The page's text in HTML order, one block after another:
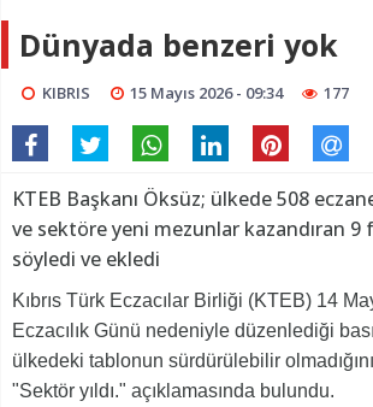
Dünyada benzeri yok
KIBRIS 15 Mayıs 2026 - 09:34 177
KTEB Başkanı Öksüz; ülkede 508
ve sektöre yeni mezunlar kazandıran
söyledi ve ekledi
Kıbrıs Türk Eczacılar Birliği (KTEB) 14
Eczacılık Günü nedeniyle düzenlediği
ülkedeki tablonun sürdürülebilir
"Sektör yıldı." açıklamasında bulundu.